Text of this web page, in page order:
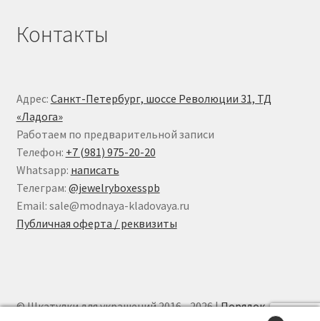
Контакты
Адрес: Санкт-Петербург, шоссе Революции 31, ТД
«Ладога»
Работаем по предварительной записи
Телефон: +7 (981) 975-20-20
Whatsapp: написать
Телеграм: @jewelryboxesspb
Email: sale@modnaya-kladovaya.ru
Публичная оферта / реквизиты
© Шкатулки для украшений 2016 - 2026 |Порядок